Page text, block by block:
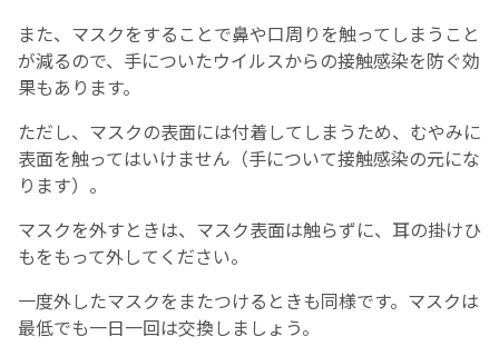
また、マスクをすることで鼻や口周りを触ってしまうこと
が減るので、手についたウイルスからの接触感染を防ぐ効
果もあります。
ただし、マスクの表面には付着してしまうため、むやみに
表面を触ってはいけません（手について接触感染の元にな
ります）。
マスクを外すときは、マスク表面は触らずに、耳の掛けひ
もをもって外してください。
一度外したマスクをまたつけるときも同様です。マスクは
最低でも一日一回は交換しましょう。